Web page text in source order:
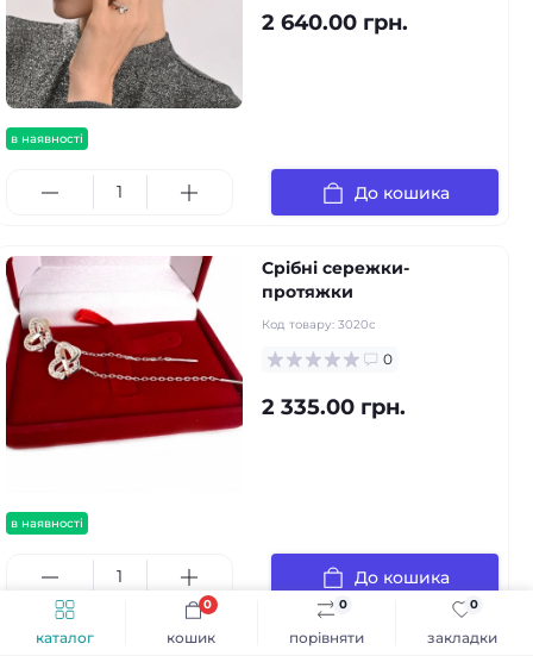
каталог порівняти
0
закладки
0
кошик
0
в наявності
2 640.00 грн.
До кошика
в наявності
Срібні сережки-
протяжки
Код товару: 3020с
0
2 335.00 грн.
До кошика